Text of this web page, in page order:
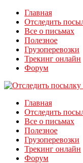
Главная
Отследить
Все о письмах
Полезное
Грузоперевозки
Трекинг онлайн
Форум
Главная
Отследить
Все о письмах
Полезное
Грузоперевозки
Трекинг онлайн
Форум